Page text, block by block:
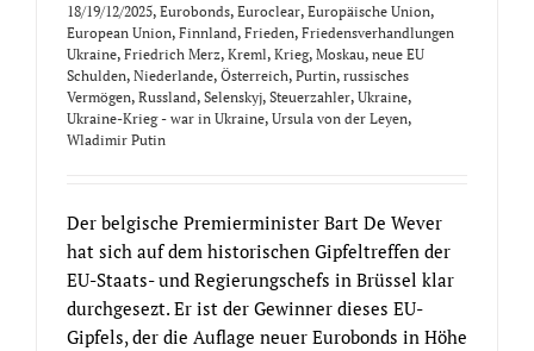
18/19/12/2025, Eurobonds, Euroclear, Europäische Union,
European Union, Finnland, Frieden, Friedensverhandlungen
Ukraine, Friedrich Merz, Kreml, Krieg, Moskau, neue EU
Schulden, Niederlande, Österreich, Purtin, russisches
Vermögen, Russland, Selenskyj, Steuerzahler, Ukraine,
Ukraine-Krieg - war in Ukraine, Ursula von der Leyen,
Wladimir Putin
Der belgische Premierminister Bart De Wever
hat sich auf dem historischen Gipfeltreffen der
EU-Staats- und Regierungschefs in Brüssel klar
durchgesezt. Er ist der Gewinner dieses EU-
Gipfels, der die Auflage neuer Eurobonds in Höhe